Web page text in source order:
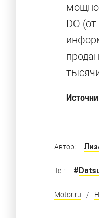
DO
Шесть
Автор:
Тег: #
Motor.ru /